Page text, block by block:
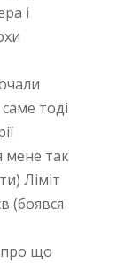
і
тоді
мене так
Ліміт
(боявся
про що